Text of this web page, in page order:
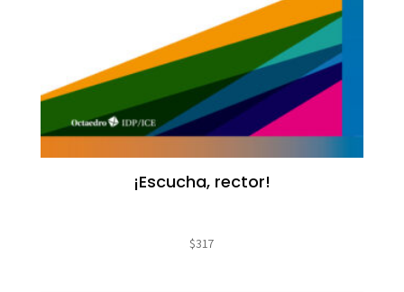
¡Escucha, rector!
$317